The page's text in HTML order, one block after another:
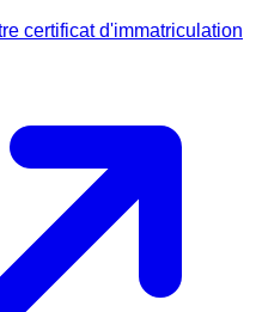
certificat d'immatriculation